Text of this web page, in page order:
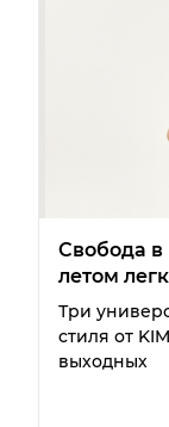
Свобода в
летом
Три
стиля от
выходных